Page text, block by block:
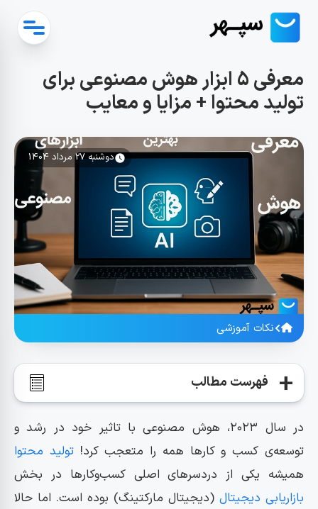
معرفی 5 ابزار هوش مصنوعی برای
تولید محتوا + مزایا و معایب
دوشنبه 27 مرداد 1404
نکات آموزشی
فهرست مطالب
چرا از هوش مصنوعی برای تولید محتوا استفاده کنیم؟
بهترین ابزارهای هوش مصنوعی برای تولید محتوا
ChatGPT| ابزار قدرتمند برای تولید محتوای هوشمندانه
در سال ۲۰۲۳، هوش مصنوعی با تاثیر خود در رشد و
توسعه‌ی کسب و کارها همه را متعجب کرد!تولید محتوا
همیشه یکی از دردسرهای اصلی کسب‌وکارها در بخش
بازاریابی دیجیتال (دیجیتال مارکتینگ) بوده است. اما حالا